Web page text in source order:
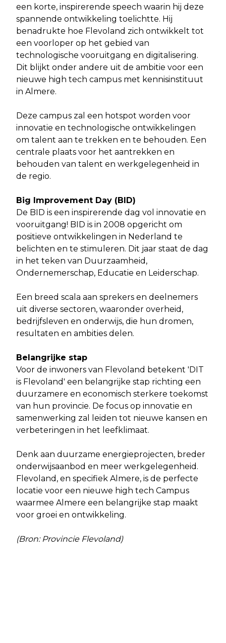
een korte, inspirerende speech waarin hij deze
spannende ontwikkeling toelichtte. Hij
benadrukte hoe Flevoland zich ontwikkelt tot
een voorloper op het gebied van
technologische vooruitgang en digitalisering.
Dit blijkt onder andere uit de ambitie voor een
nieuwe high tech campus met kennisinstituut
in Almere.
Deze campus zal een hotspot worden voor
innovatie en technologische ontwikkelingen
om talent aan te trekken en te behouden. Een
centrale plaats voor het aantrekken en
behouden van talent en werkgelegenheid in
de regio.
Big Improvement Day (BID)
De BID is een inspirerende dag vol innovatie en
vooruitgang! BID is in 2008 opgericht om
positieve ontwikkelingen in Nederland te
belichten en te stimuleren. Dit jaar staat de dag
in het teken van Duurzaamheid,
Ondernemerschap, Educatie en Leiderschap.
Een breed scala aan sprekers en deelnemers
uit diverse sectoren, waaronder overheid,
bedrijfsleven en onderwijs, die hun dromen,
resultaten en ambities delen.
Belangrijke stap
Voor de inwoners van Flevoland betekent 'DIT
is Flevoland' een belangrijke stap richting een
duurzamere en economisch sterkere toekomst
van hun provincie. De focus op innovatie en
samenwerking zal leiden tot nieuwe kansen en
verbeteringen in het leefklimaat.
Denk aan duurzame energieprojecten, breder
onderwijsaanbod en meer werkgelegenheid.
Flevoland, en specifiek Almere, is de perfecte
locatie voor een nieuwe high tech Campus
waarmee Almere een belangrijke stap maakt
voor groei en ontwikkeling.
(Bron: Provincie Flevoland)